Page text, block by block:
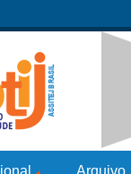
Arquivo